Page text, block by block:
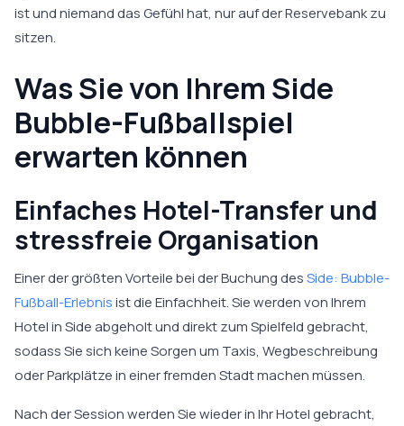
ist und niemand das Gefühl hat, nur auf der Reservebank zu
sitzen.
Was Sie von Ihrem Side
Bubble-Fußballspiel
erwarten können
Einfaches Hotel-Transfer und
stressfreie Organisation
Einer der größten Vorteile bei der Buchung desSide: Bubble-
Fußball-Erlebnisist die Einfachheit. Sie werden von Ihrem
Hotel in Side abgeholt und direkt zum Spielfeld gebracht,
sodass Sie sich keine Sorgen um Taxis, Wegbeschreibung
oder Parkplätze in einer fremden Stadt machen müssen.
Nach der Session werden Sie wieder in Ihr Hotel gebracht,